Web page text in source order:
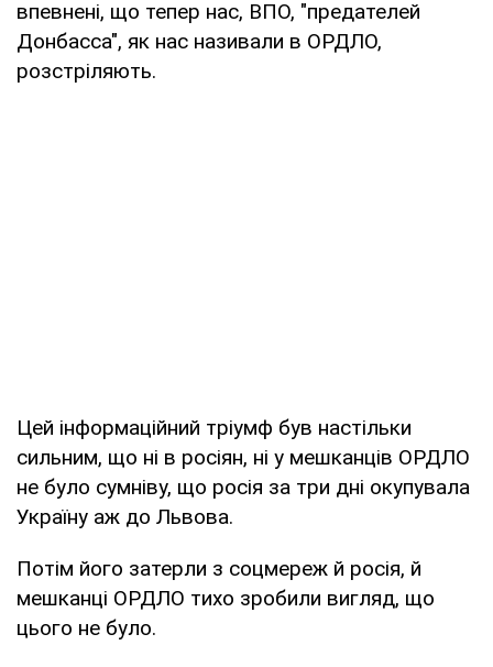
впевнені, що тепер нас, ВПО, "предателей
Донбасса", як нас називали в ОРДЛО,
розстріляють.
Цей інформаційний тріумф був настільки
сильним, що ні в росіян, ні у мешканців ОРДЛО
не було сумніву, що росія за три дні окупувала
Україну аж до Львова.
Потім його затерли з соцмереж й росія, й
мешканці ОРДЛО тихо зробили вигляд, що
цього не було.